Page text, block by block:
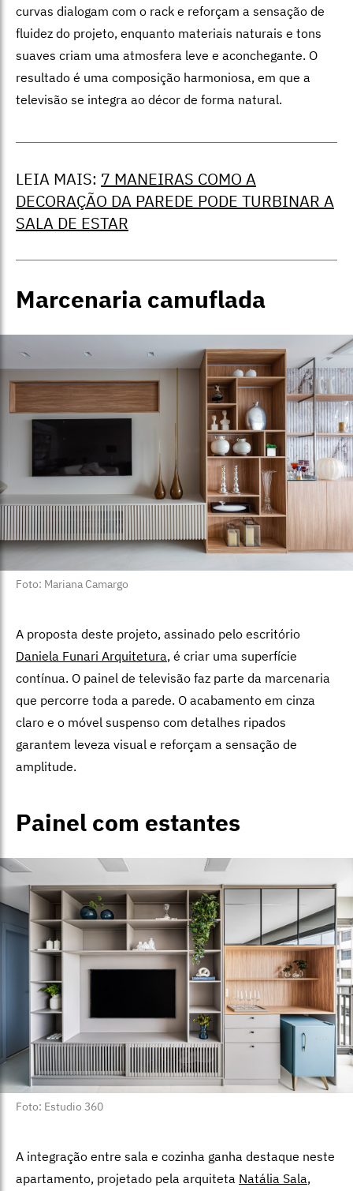
curvas dialogam com o rack e reforçam a sensação de
fluidez do projeto, enquanto materiais naturais e tons
suaves criam uma atmosfera leve e aconchegante. O
resultado é uma composição harmoniosa, em que a
televisão se integra ao décor de forma natural.
LEIA MAIS: 7 MANEIRAS COMO A
DECORAÇÃO DA PAREDE PODE TURBINAR A
SALA DE ESTAR
Marcenaria camuflada
Foto: Mariana Camargo
A proposta deste projeto, assinado pelo escritório
Daniela Funari Arquitetura, é criar uma superfície
contínua. O painel de televisão faz parte da marcenaria
que percorre toda a parede. O acabamento em cinza
claro e o móvel suspenso com detalhes ripados
garantem leveza visual e reforçam a sensação de
amplitude.
Painel com estantes
Foto: Estudio 360
A integração entre sala e cozinha ganha destaque neste
apartamento, projetado pela arquiteta Natália Sala,